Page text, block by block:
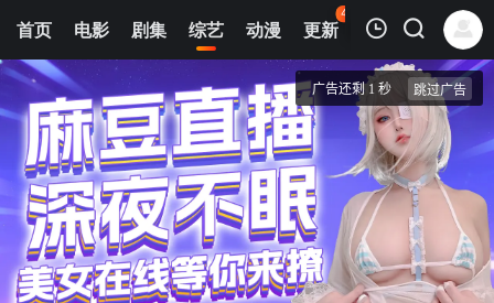
首页 电影 剧集 综艺 动漫 更新
43
热榜 APP
我的观影记录
20230220期
11点热吵店
清空